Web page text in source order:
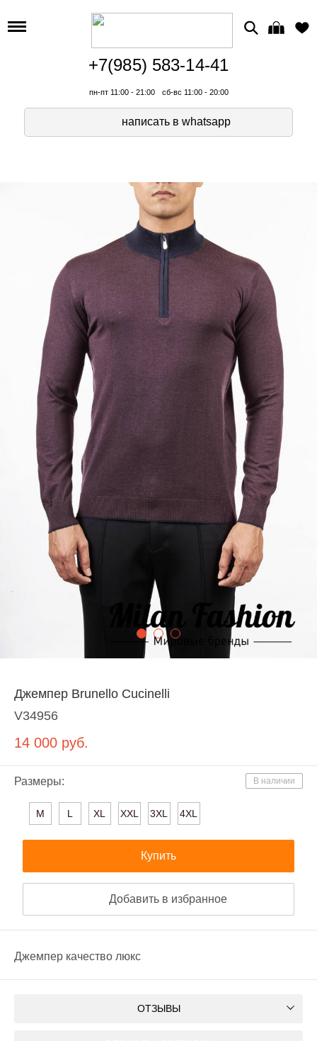
+7(985) 583-14-41
пн-пт 11:00 - 21:00 сб-вс 11:00 - 20:00
написать в whatsapp
Джемпер Brunello Cucinelli
V34956
14 000 руб.
В наличии
Размеры:
M L XL XXL 3XL 4XL
Купить
Добавить в избранное
Джемпер качество люкс
ОТЗЫВЫ